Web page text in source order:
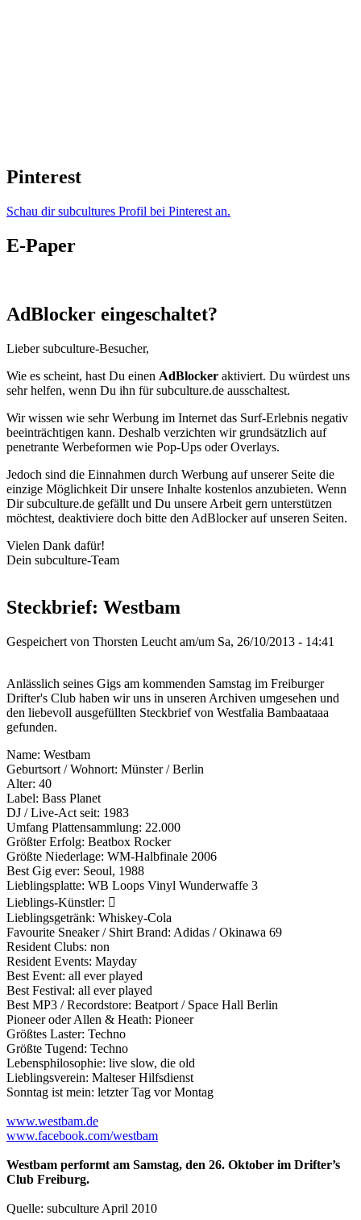
Pinterest
Schau dir subcultures Profil bei Pinterest an.
E-Paper
AdBlocker eingeschaltet?
Lieber subculture-Besucher,
Wie es scheint, hast Du einen AdBlocker aktiviert. Du würdest uns
sehr helfen, wenn Du ihn für subculture.de ausschaltest.
Wir wissen wie sehr Werbung im Internet das Surf-Erlebnis negativ
beeinträchtigen kann. Deshalb verzichten wir grundsätzlich auf
penetrante Werbeformen wie Pop-Ups oder Overlays.
Jedoch sind die Einnahmen durch Werbung auf unserer Seite die
einzige Möglichkeit Dir unsere Inhalte kostenlos anzubieten. Wenn
Dir subculture.de gefällt und Du unsere Arbeit gern unterstützen
möchtest, deaktiviere doch bitte den AdBlocker auf unseren Seiten.
Vielen Dank dafür!
Dein subculture-Team
Steckbrief: Westbam
Gespeichert von Thorsten Leucht am/um Sa, 26/10/2013 - 14:41
Anlässlich seines Gigs am kommenden Samstag im Freiburger
Drifter's Club haben wir uns in unseren Archiven umgesehen und
den liebevoll ausgefüllten Steckbrief von Westfalia Bambaataaa
gefunden.
Name: Westbam
Geburtsort / Wohnort: Münster / Berlin
Alter: 40
Label: Bass Planet
DJ / Live-Act seit: 1983
Umfang Plattensammlung: 22.000
Größter Erfolg: Beatbox Rocker
Größte Niederlage: WM-Halbfinale 2006
Best Gig ever: Seoul, 1988
Lieblingsplatte: WB Loops Vinyl Wunderwaffe 3
Lieblings-Künstler: 
Lieblingsgetränk: Whiskey-Cola
Favourite Sneaker / Shirt Brand: Adidas / Okinawa 69
Resident Clubs: non
Resident Events: Mayday
Best Event: all ever played
Best Festival: all ever played
Best MP3 / Recordstore: Beatport / Space Hall Berlin
Pioneer oder Allen & Heath: Pioneer
Größtes Laster: Techno
Größte Tugend: Techno
Lebensphilosophie: live slow, die old
Lieblingsverein: Malteser Hilfsdienst
Sonntag ist mein: letzter Tag vor Montag
www.westbam.de
www.facebook.com/westbam
Westbam performt am Samstag, den 26. Oktober im Drifter’s
Club Freiburg.
Quelle: subculture April 2010